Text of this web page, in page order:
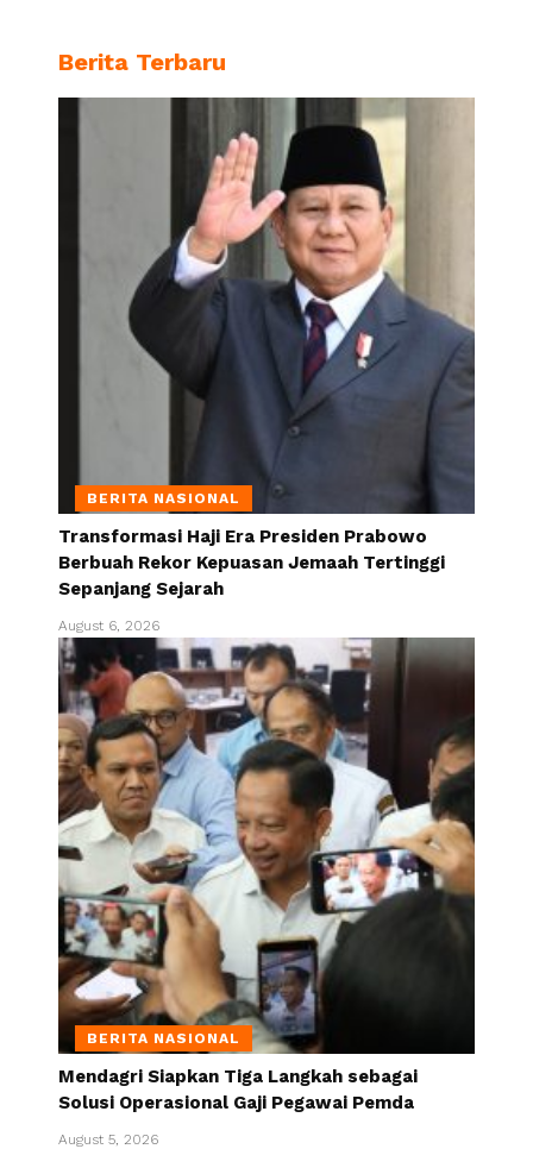
Berita Terbaru
BERITA NASIONAL
Transformasi Haji Era Presiden Prabowo
Berbuah Rekor Kepuasan Jemaah Tertinggi
Sepanjang Sejarah
August 6, 2026
BERITA NASIONAL
Mendagri Siapkan Tiga Langkah sebagai
Solusi Operasional Gaji Pegawai Pemda
August 5, 2026